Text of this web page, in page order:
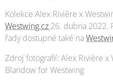
Kolekce Alex Rivière x
Westwing.cz 26. dubna 2022.
řady dostupné také na
Zdroj fotografií: Alex Rivière
Blandow for Westwing